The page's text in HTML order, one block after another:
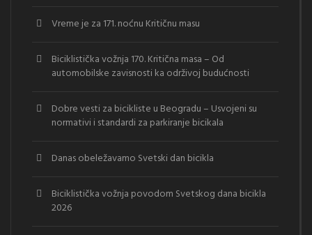
Vreme je za 171. noćnu Kritičnu masu
Biciklistička vožnja 170. Kritična masa – Od
automobilske zavisnosti ka održivoj budućnosti
Dobre vesti za bicikliste u Beogradu – Usvojeni su
normativi i standardi za parkiranje bicikala
Danas obeležavamo Svetski dan bicikla
Biciklistička vožnja povodom Svetskog dana bicikla
2026